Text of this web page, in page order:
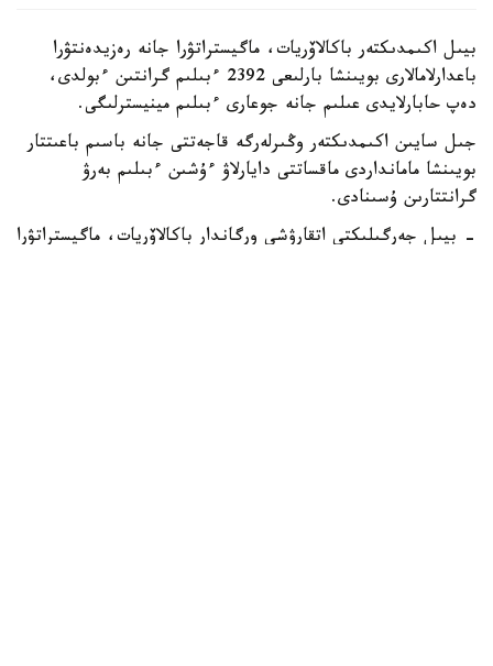
بيىل اكىمدىكتەر باكالاۆريات، ماگيستراتۋرا جانە رەزيدەنتۋرا
باعدارلامالارى بويىنشا بارلىعى 2392 ءبىلىم گرانتىن ءبولدى،
دەپ حابارلايدى عىلىم جانە جوعارى ءبىلىم مينيسترلىگى.
جىل سايىن اكىمدىكتەر وڭىرلەرگە قاجەتتى جانە باسىم باعىتتار
بويىنشا مامانداردى ماقساتتى دايارلاۋ ءۇشىن ءبىلىم بەرۋ
گرانتتارىن ۇسىنادى.
- بيىل جەرگىلىكتى اتقارۋشى ورگاندار باكالاۆريات، ماگيستراتۋرا